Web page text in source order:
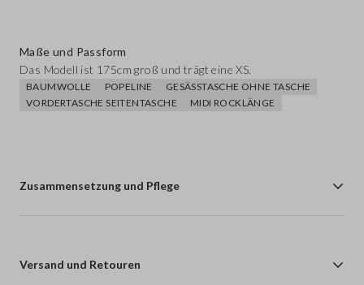
Maße und Passform
Das Modell ist 175cm groß und trägt eine XS.
BAUMWOLLE POPELINE
GESÄSSTASCHE OHNE TASCHE
VORDERTASCHE SEITENTASCHE
MIDI ROCKLÄNGE
Zusammensetzung und Pflege
Versand und Retouren